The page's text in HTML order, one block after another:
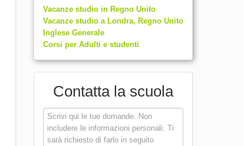
Vacanze studio in Regno Unito
Vacanze studio a Londra, Regno Unito
Inglese Generale
Corsi per Adulti e studenti
Contatta la scuola